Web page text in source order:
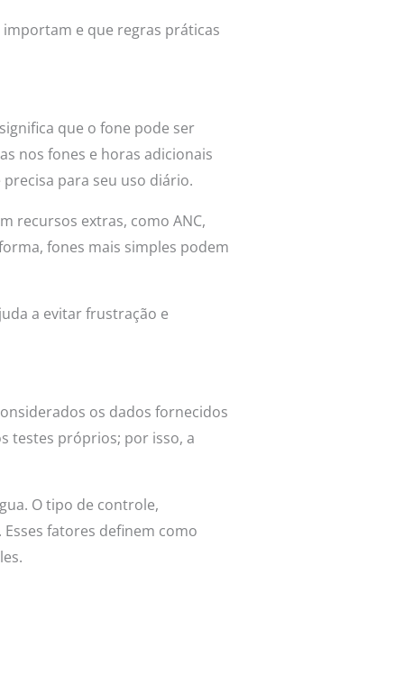
e que regras práticas
que o fone pode ser
nos fones e horas adicionais
para seu uso diário.
recursos extras, como ANC,
fones mais simples podem
a evitar frustração e
os dados fornecidos
testes próprios; por isso, a
O tipo de controle,
fatores definem como